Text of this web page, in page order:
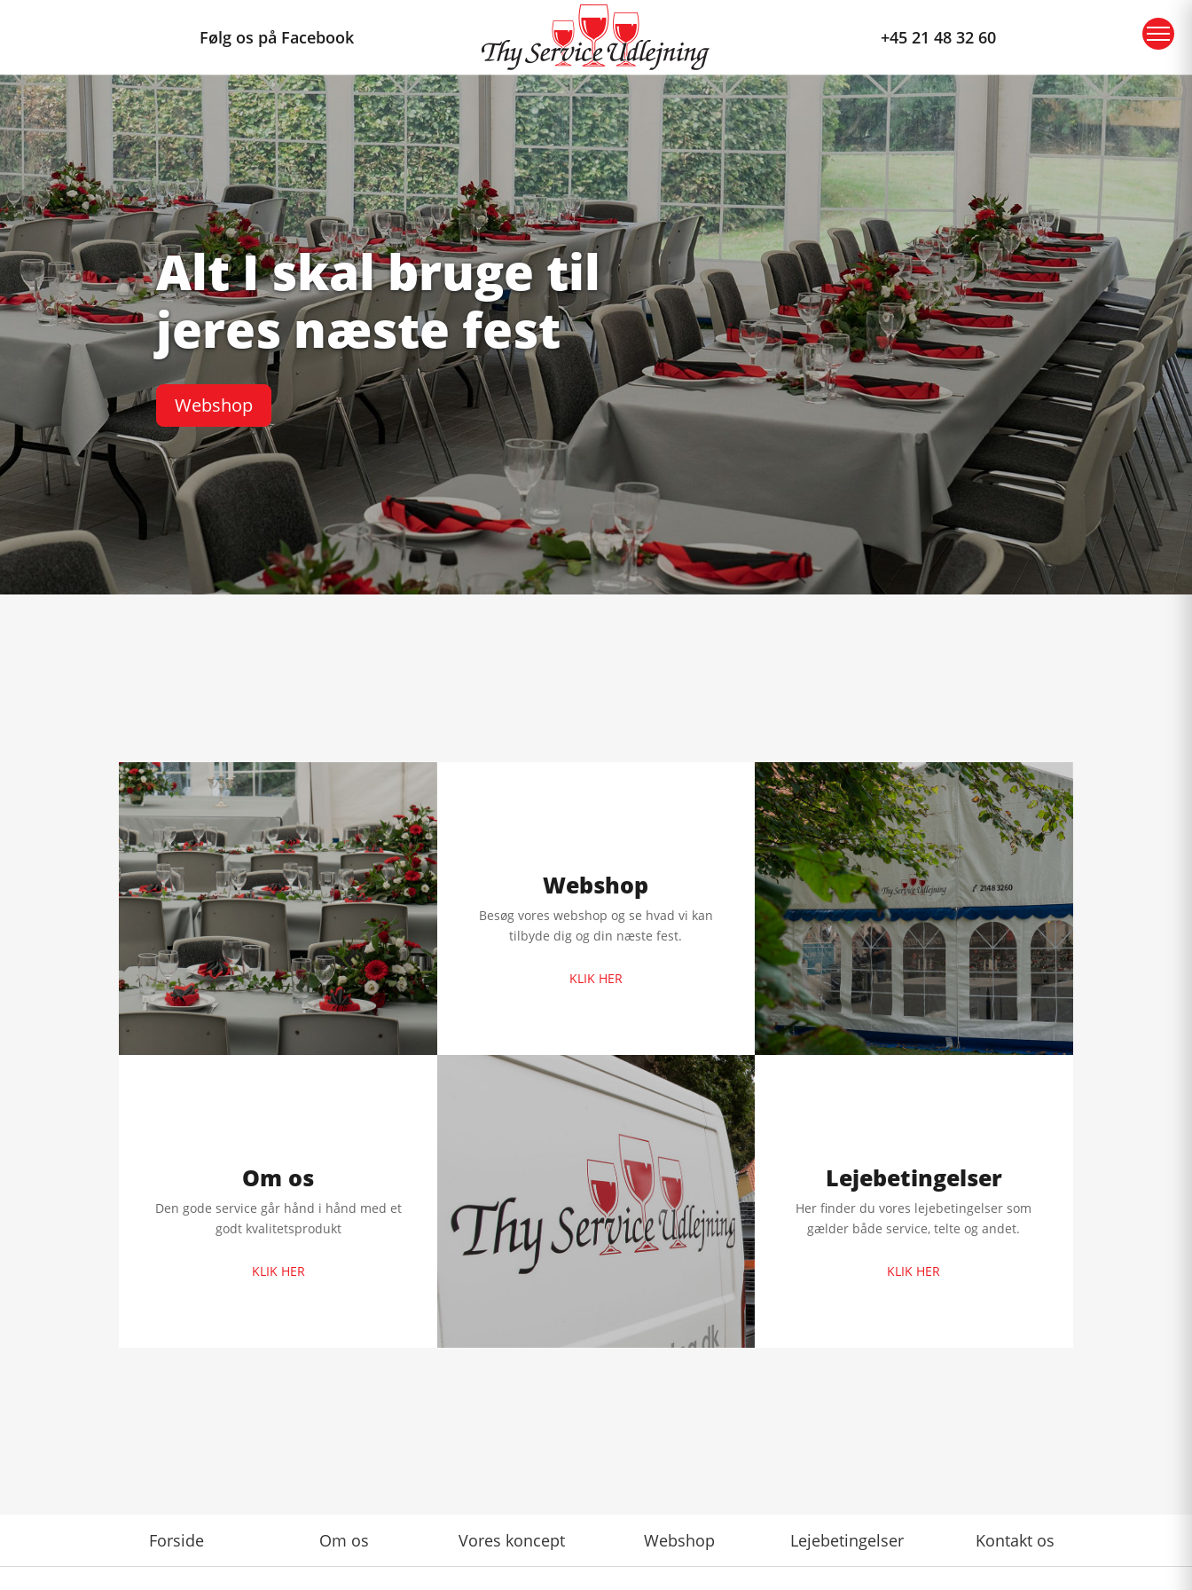
Følg os på Facebook +45 21 48 32 60
Alt I skal bruge til
jeres næste fest
Webshop
Webshop
Besøg vores webshop og se hvad vi kan
tilbyde dig og din næste fest.
KLIK HER
Om os
Den gode service går hånd i hånd med et
godt kvalitetsprodukt
KLIK HER
Lejebetingelser
Her finder du vores lejebetingelser som
gælder både service, telte og andet.
KLIK HER
Forside Om os Vores koncept Webshop Lejebetingelser Kontakt os